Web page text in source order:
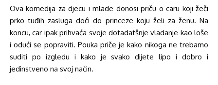
Ova komedija za djecu i mlade donosi priču o caru koji žeči
prko tuđih zasluga doći do princeze koju želi za ženu. Na
koncu, car ipak prihvaća svoje dotadatšnje vladanje kao loše
i odući se popraviti. Pouka priče je kako nikoga ne trebamo
suditi po izgledu i kako je svako dijete lipo i dobro i
jedinstveno na svoj način.